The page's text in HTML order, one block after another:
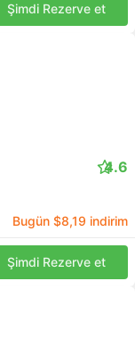
Şimdi Rezerve et
4.6
Bugün $8,19 indirim
Şimdi Rezerve et